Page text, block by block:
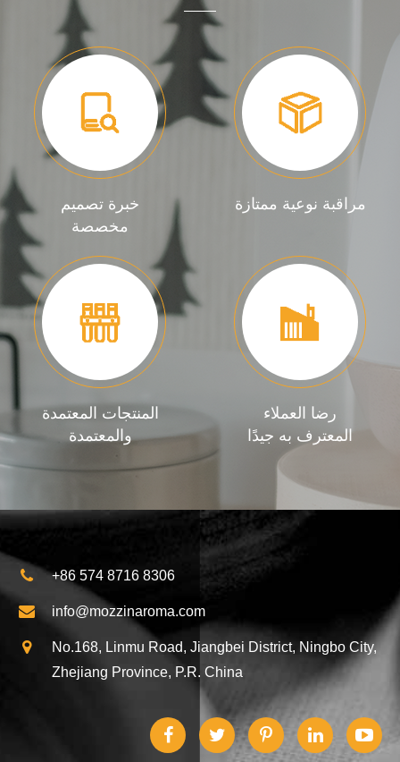
خبرة تصميم
مخصصة
مراقبة نوعية ممتازة
المنتجات المعتمدة
والمعتمدة
رضا العملاء
المعترف به جيدًا
+86 574 8716 8306
info@mozzinaroma.com
No.168, Linmu Road, Jiangbei District, Ningbo City,
Zhejiang Province, P.R. China